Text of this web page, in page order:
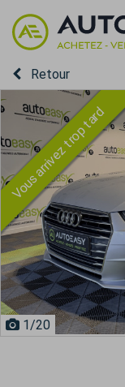
Retour
Vous arrivez trop tard
1/20